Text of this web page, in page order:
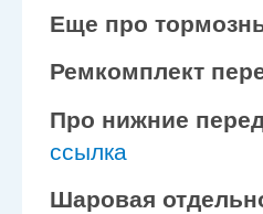
Еще про
Ремкомплект
Про нижние
ссылка
Шаровая